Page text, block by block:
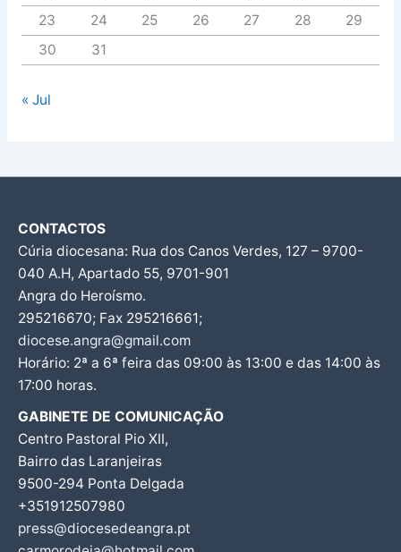
23
24 25 26 27 28
29
30
31
« Jul
CONTACTOS
Cúria diocesana: Rua dos Canos Verdes, 127 – 9700-
040 A.H, Apartado 55, 9701-901
Angra do Heroísmo.
295216670; Fax 295216661;
diocese.angra@gmail.com
Horário: 2ª a 6ª feira das 09:00 às 13:00 e das 14:00 às
17:00 horas.
GABINETE DE COMUNICAÇÃO
Centro Pastoral Pio XII,
Bairro das Laranjeiras
9500-294 Ponta Delgada
+351912507980
press@diocesedeangra.pt